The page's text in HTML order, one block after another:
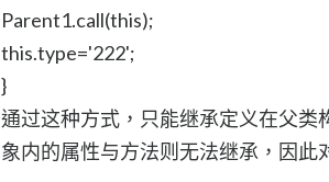
Parent1.call(this);
this.type='222';
}
通过这种方式，只能继承定义在父
象内的属性与方法则无法继承，因此